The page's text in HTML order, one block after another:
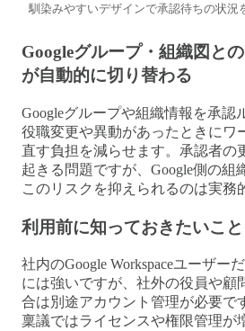
馴染みやすいデザインで承認待ちの状況
Googleグループ・組織図と
が自動的に切り替わる
Googleグループや組織情報を承認
役職変更や異動があったときにワ
直す負担を減らせます。承認者の
起きる問題ですが、Google側の組
このリスクを抑えられるのは実務
利用前に知っておきたいこと
社内のGoogle Workspaceユーザー
には強いですが、社外の役員や顧
合は別途アカウント管理が必要で
稟議ではライセンスや権限管理が